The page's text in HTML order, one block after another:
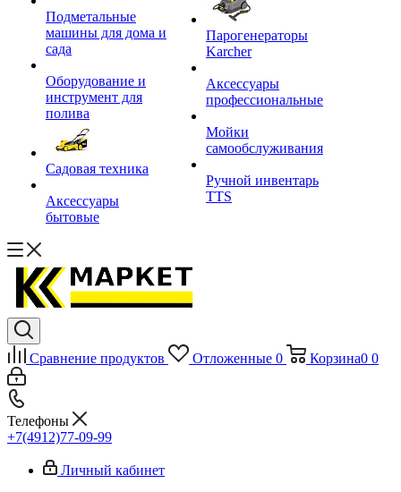
Подметальные
машины для дома и
сада
Оборудование и
инструмент для
полива
Садовая техника
Аксессуары
бытовые
Парогенераторы
Karcher
Аксессуары
профессиональные
Мойки
самообслуживания
Ручной инвентарь
TTS
Сравнение продуктов Отложенные 0 Корзина0 0
Телефоны
+7(4912)77-09-99
Личный кабинет